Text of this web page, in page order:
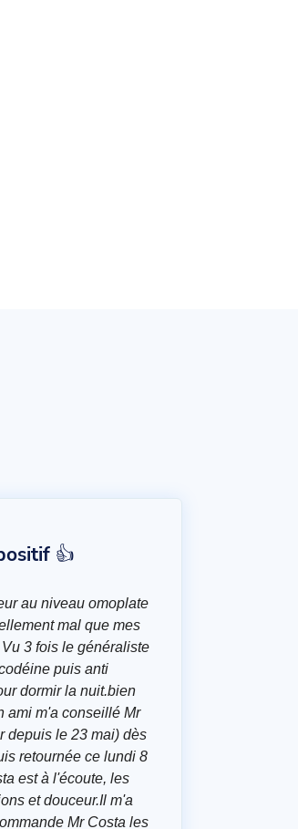
👍
au niveau omoplate
mal que mes
3 fois le généraliste
puis anti
dormir la nuit.bien
ami m'a conseillé Mr
depuis le 23 mai) dès
retournée ce lundi 8
est à l'écoute, les
et douceur.Il m'a
Mr Costa les